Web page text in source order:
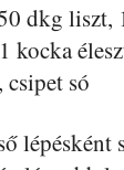
dkg liszt,
kocka
só
lépésként